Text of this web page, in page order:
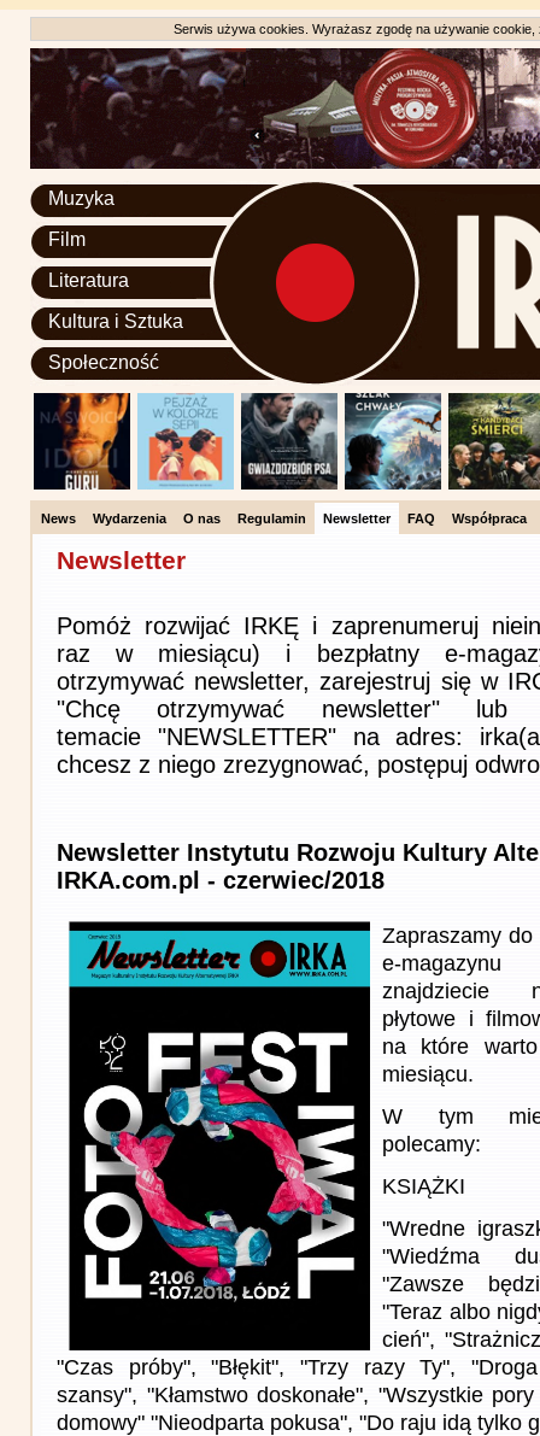
Serwis używa cookies. Wyrażasz zgodę na używanie
Muzyka
Film
Literatura
Kultura i Sztuka
Społeczność
News Wydarzenia O nas Regulamin Newsletter FAQ Współpraca
Newsletter
Pomóż rozwijać IRKĘ i zaprenumeruj
raz w miesiącu) i bezpłatny e-
otrzymywać newsletter, zarejestruj się w
"Chcę otrzymywać newsletter"
temacie "NEWSLETTER" na adres:
chcesz z niego zrezygnować, postępuj
Newsletter Instytutu Rozwoju Kultury
IRKA.com.pl - czerwiec/2018
Zapraszamy
e-
znajdziecie
płytowe i
na które
miesiącu.
W tym
polecamy:
KSIĄŻKI
"Wredne
"Wiedźma
"Zawsze
"Teraz albo
cień",
"Czas próby", "Błękit", "Trzy razy Ty",
szansy", "Kłamstwo doskonałe", "Wszystkie
domowy" "Nieodparta pokusa", "Do raju idą tylko